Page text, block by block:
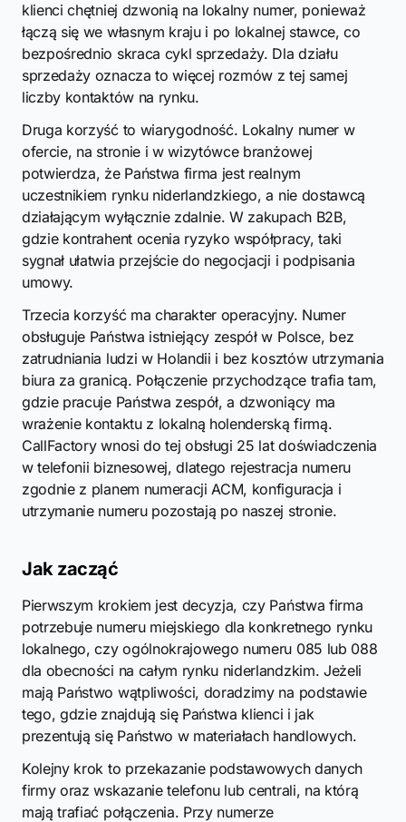
klienci chętniej dzwonią na lokalny numer, ponieważ
łączą się we własnym kraju i po lokalnej stawce, co
bezpośrednio skraca cykl sprzedaży. Dla działu
sprzedaży oznacza to więcej rozmów z tej samej
liczby kontaktów na rynku.
Druga korzyść to wiarygodność. Lokalny numer w
ofercie, na stronie i w wizytówce branżowej
potwierdza, że Państwa firma jest realnym
uczestnikiem rynku niderlandzkiego, a nie dostawcą
działającym wyłącznie zdalnie. W zakupach B2B,
gdzie kontrahent ocenia ryzyko współpracy, taki
sygnał ułatwia przejście do negocjacji i podpisania
umowy.
Trzecia korzyść ma charakter operacyjny. Numer
obsługuje Państwa istniejący zespół w Polsce, bez
zatrudniania ludzi w Holandii i bez kosztów utrzymania
biura za granicą. Połączenie przychodzące trafia tam,
gdzie pracuje Państwa zespół, a dzwoniący ma
wrażenie kontaktu z lokalną holenderską firmą.
CallFactory wnosi do tej obsługi 25 lat doświadczenia
w telefonii biznesowej, dlatego rejestracja numeru
zgodnie z planem numeracji ACM, konfiguracja i
utrzymanie numeru pozostają po naszej stronie.
Jak zacząć
Pierwszym krokiem jest decyzja, czy Państwa firma
potrzebuje numeru miejskiego dla konkretnego rynku
lokalnego, czy ogólnokrajowego numeru 085 lub 088
dla obecności na całym rynku niderlandzkim. Jeżeli
mają Państwo wątpliwości, doradzimy na podstawie
tego, gdzie znajdują się Państwa klienci i jak
prezentują się Państwo w materiałach handlowych.
Kolejny krok to przekazanie podstawowych danych
firmy oraz wskazanie telefonu lub centrali, na którą
mają trafiać połączenia. Przy numerze